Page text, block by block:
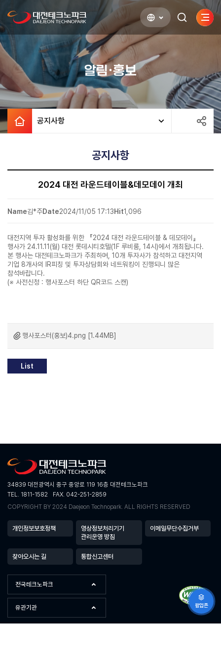
검색하기사이
열기
알림·홍보
공지사항
공지사항
2024 대전 라운드테이블&데모데이 개최
Name김*주Date2024/11/05 17:13Hit1,096
대전지역 투자 활성화를 위한 『2024 대전 라운드테이블 & 데모데이』
행사가 24.11.11(월) 대전 롯데시티호텔(1F 루비룸, 14시)에서 개최됩니다.
본 행사는 대전테크노파크가 주최하며, 10개 투자사가 참석하고 대전지역
기업 8개사의 IR피칭 및 투자상담회와 네트워킹이 진행되니 많은
참석바랍니다.
(※ 사전신청 : 행사포스터 하단 QR코드 스캔)
행사포스터(홍보)4.png [1.44MB]
List
34839 대전광역시 중구 중앙로 119 16층 대전테크노파크
TEL. 1811-1582
FAX. 042-251-2859
COPYRIGHT BY 2024 Daejeon Technopark. ALL RIGHTS RESERVED
전국테크노파크
유관기관
개인정보보호정책
영상정보처리기기
관리운영 방침
이메일무단수집거부
찾아오시는 길 통합신고센터
팝업존